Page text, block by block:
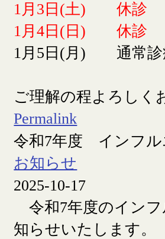
1月3日(土) 休診
1月4日(日) 休診
1月5日(月) 通常診
ご理解の程よろしく
Permalink
令和7年度 インフル
お知らせ
2025-10-17
令和7年度のイン
知らせいたします。